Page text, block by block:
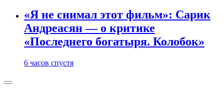
«Я не снимал этот фильм»: Сарик
Андреасян — о критике
«Последнего богатыря. Колобок»
6 часов спустя